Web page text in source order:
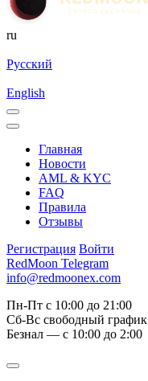
ru
Русский
English
Главная
Новости
AML & KYC
FAQ
Правила
Отзывы
Регистрация Войти
RedMoon Telegram
info@redmoonex.com
Пн-Пт с 10:00 до 21:00
Сб-Вс свободный график
Безнал — с 10:00 до 2:00